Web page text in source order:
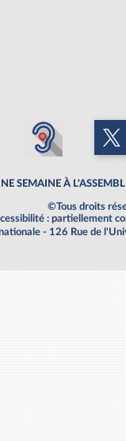
SEMAINE À
©Tous droits
: partiellement
- 126 Rue de